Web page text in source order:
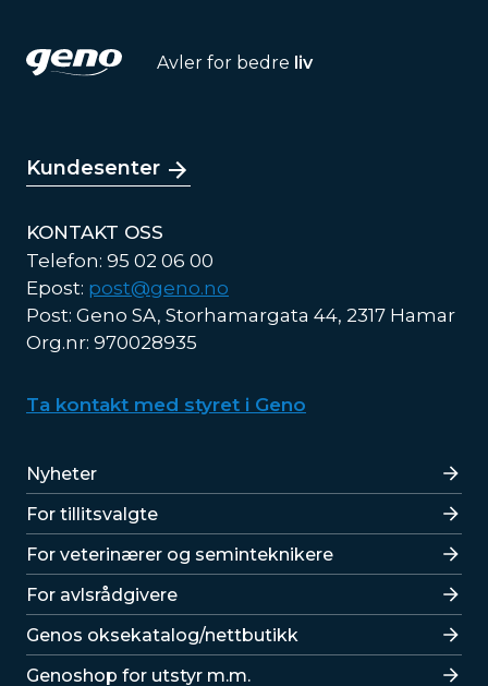
Avler for bedre liv
Kundesenter
KONTAKT OSS
Telefon: 95 02 06 00
Epost: post@geno.no
Post: Geno SA, Storhamargata 44, 2317 Hamar
Org.nr: 970028935
Ta kontakt med styret i Geno
Lenker
Nyheter
For tillitsvalgte
For veterinærer og seminteknikere
For avlsrådgivere
Lenker
Genos oksekatalog/nettbutikk
Genoshop for utstyr m.m.